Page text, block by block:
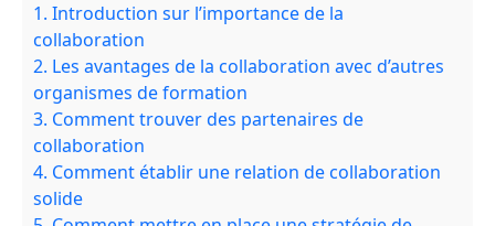
1. Introduction sur l’importance de la
collaboration
2. Les avantages de la collaboration avec d’autres
organismes de formation
3. Comment trouver des partenaires de
collaboration
4. Comment établir une relation de collaboration
solide